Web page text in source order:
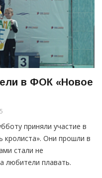
в ФОК «Новое
приняли участие в
кролиста». Они прошли в
стали не
любители плавать.